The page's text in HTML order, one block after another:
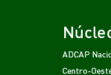
ADCAP
Centro-